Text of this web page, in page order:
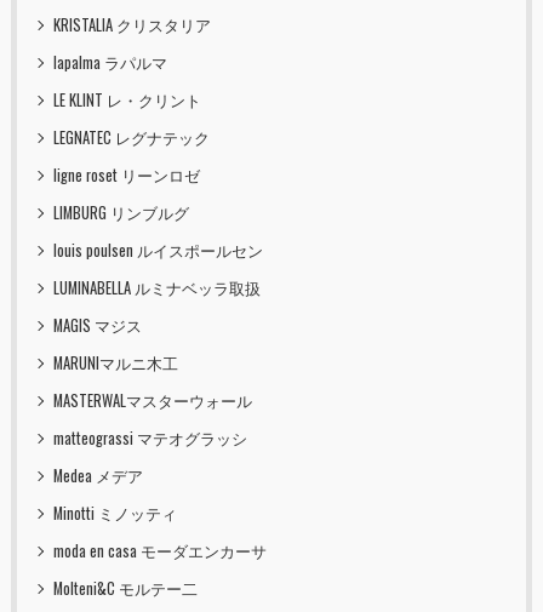
KRISTALIA クリスタリア
lapalma ラパルマ
LE KLINT レ・クリント
LEGNATEC レグナテック
ligne roset リーンロゼ
LIMBURG リンブルグ
louis poulsen ルイスポールセン
LUMINABELLA ルミナベッラ取扱
MAGIS マジス
MARUNIマルニ木工
MASTERWALマスターウォール
matteograssi マテオグラッシ
Medea メデア
Minotti ミノッティ
moda en casa モーダエンカーサ
Molteni&C モルテー二